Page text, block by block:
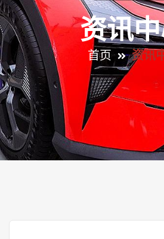
资讯
首页 资讯